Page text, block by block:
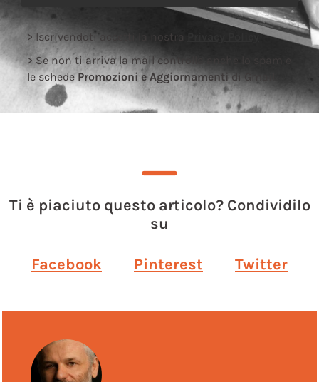
> Iscrivendoti accetti la nostra
Privacy Policy
> Se non ti arriva la mail controlla anche lo spam e
le schedePromozioni e Aggiornamentidi Gmail.
Ti è piaciuto questo articolo? Condividilo
su
Facebook Pinterest Twitter